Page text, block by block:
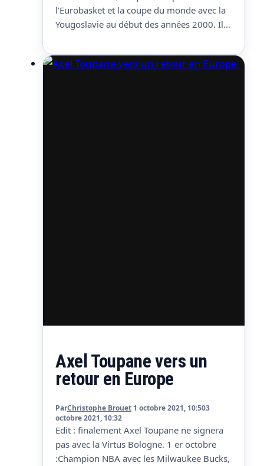
l’Eurobasket et la coupe du monde avec la
Yougoslavie au début des années 2000. Il
sélection, et a confié au média serbe
Mozzart Sport qu’il allait « réparer » tout le
Axel Toupane vers un
retour en Europe
ParChristophe Brouet 1 octobre 2021, 10:503
octobre 2021, 10:32
Edit : finalement Axel Toupane ne signera
pas avec la Virtus Bologne. 1 er octobre
:Champion NBA avec les Milwaukee Bucks,